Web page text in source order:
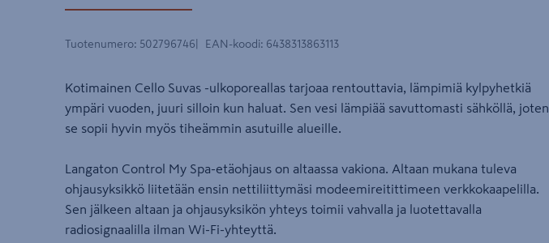
Tuotenumero: 502796746 EAN-koodi: 6438313863113
Kotimainen Cello Suvas -ulkoporeallas tarjoaa rentouttavia, lämpimiä kylpyhetkiä
ympäri vuoden, juuri silloin kun haluat. Sen vesi lämpiää savuttomasti sähköllä, joten
se sopii hyvin myös tiheämmin asutuille alueille.
Langaton Control My Spa-etäohjaus on altaassa vakiona. Altaan mukana tuleva
ohjausyksikkö liitetään ensin nettiliittymäsi modeemireitittimeen verkkokaapelilla.
Sen jälkeen altaan ja ohjausyksikön yhteys toimii vahvalla ja luotettavalla
radiosignaalilla ilman Wi-Fi-yhteyttä.